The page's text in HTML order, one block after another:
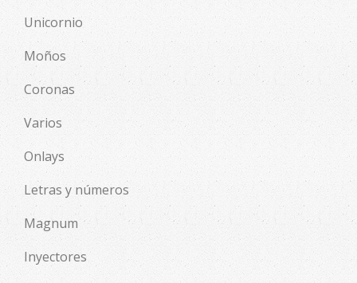
Unicornio
Moños
Coronas
Varios
Onlays
Letras y números
Magnum
Inyectores